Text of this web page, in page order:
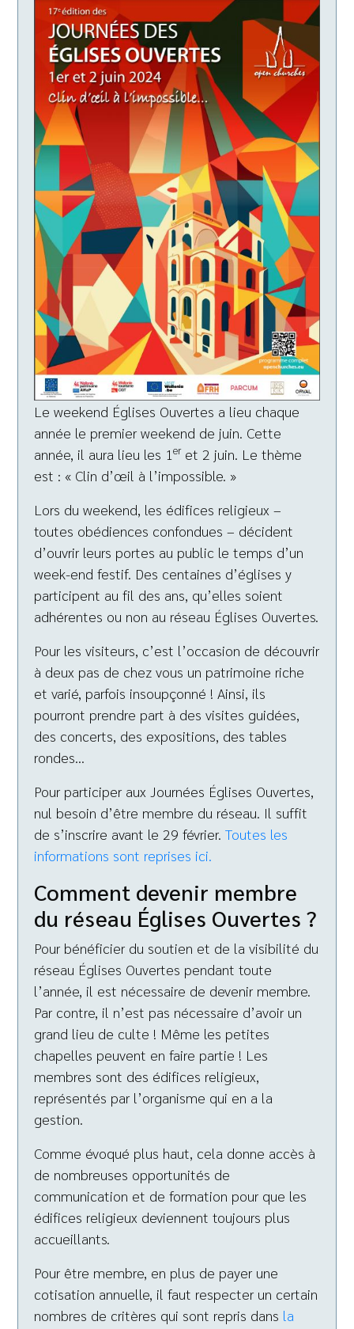
Le weekend Églises Ouvertes a lieu chaque
année le premier weekend de juin. Cette
année, il aura lieu les 1eret 2 juin. Le thème
est : « Clin d’œil à l’impossible. »
Lors du weekend, les édifices religieux –
toutes obédiences confondues – décident
d’ouvrir leurs portes au public le temps d’un
week-end festif. Des centaines d’églises y
participent au fil des ans, qu’elles soient
adhérentes ou non au réseau Églises Ouvertes.
Pour les visiteurs, c’est l’occasion de découvrir
à deux pas de chez vous un patrimoine riche
et varié, parfois insoupçonné ! Ainsi, ils
pourront prendre part à des visites guidées,
des concerts, des expositions, des tables
rondes…
Pour participer aux Journées Églises Ouvertes,
nul besoin d’être membre du réseau. Il suffit
de s’inscrire avant le 29 février.Toutes les
informations sont reprises ici.
Comment devenir membre
du réseau Églises Ouvertes ?
Pour bénéficier du soutien et de la visibilité du
réseau Églises Ouvertes pendant toute
l’année, il est nécessaire de devenir membre.
Par contre, il n’est pas nécessaire d’avoir un
grand lieu de culte ! Même les petites
chapelles peuvent en faire partie ! Les
membres sont des édifices religieux,
représentés par l’organisme qui en a la
gestion.
Comme évoqué plus haut, cela donne accès à
de nombreuses opportunités de
communication et de formation pour que les
édifices religieux deviennent toujours plus
accueillants.
Pour être membre, en plus de payer une
cotisation annuelle, il faut respecter un certain
nombres de critères qui sont repris dans la